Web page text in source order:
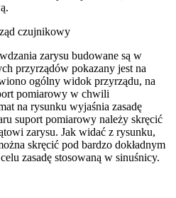
zarysu budowane są w
przyrządów pokazany jest na
ogólny widok przyrządu, na
pomiarowy w chwili
na rysunku wyjaśnia zasadę
suport pomiarowy należy skręcić
zarysu. Jak widać z rysunku,
skręcić pod bardzo dokładnym
zasadę stosowaną w sinuśnicy.